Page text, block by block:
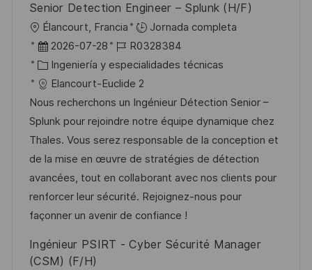
c
a
c
i
ó
n
Senior Detection Engineer – Splunk (H/F)
U
b
c
a
c
i
ó
n
Élancourt, Francia
Jornada completa
F
e
c
h
a
d
e
p
u
b
i
2026-07-28
I
D
d
e
e
m
p
e
o
R0328384
C
a
t
e
g
o
r
í
a
Ingeniería y especialidades técnicas
Elancourt-Euclide 2
Nous recherchons un Ingénieur Détection Senior –
Splunk pour rejoindre notre équipe dynamique chez
Thales. Vous serez responsable de la conception et
de la mise en œuvre de stratégies de détection
avancées, tout en collaborant avec nos clients pour
renforcer leur sécurité. Rejoignez-nous pour
façonner un avenir de confiance !
Ingénieur PSIRT - Cyber Sécurité Manager
(CSM) (F/H)